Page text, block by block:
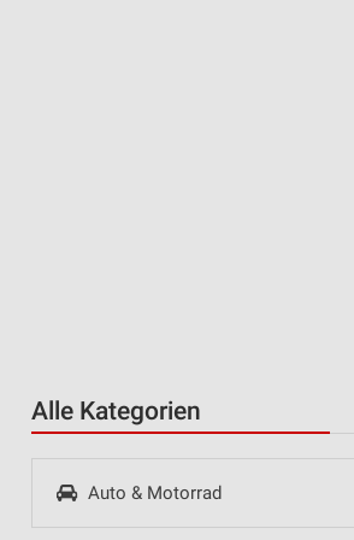
Alle Kategorien
Auto & Motorrad